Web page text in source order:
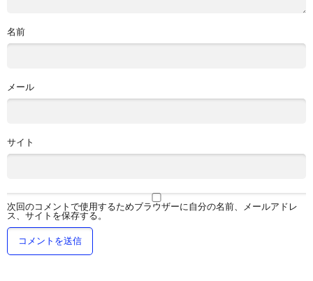
名前
メール
サイト
次回のコメントで使用するためブラウザーに自分の名前、メールアドレ
ス、サイトを保存する。